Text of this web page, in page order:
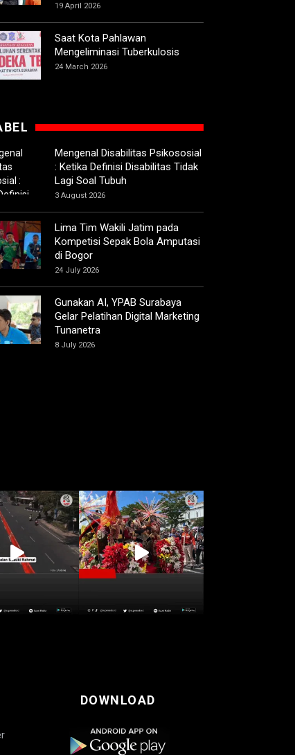
19 April 2026
Saat Kota Pahlawan
Mengeliminasi Tuberkulosis
24 March 2026
Mengenal Disabilitas Psikososial
: Ketika Definisi Disabilitas Tidak
Lagi Soal Tubuh
3 August 2026
Lima Tim Wakili Jatim pada
Kompetisi Sepak Bola Amputasi
di Bogor
24 July 2026
Gunakan AI, YPAB Surabaya
Gelar Pelatihan Digital Marketing
Tunanetra
8 July 2026
DOWNLOAD